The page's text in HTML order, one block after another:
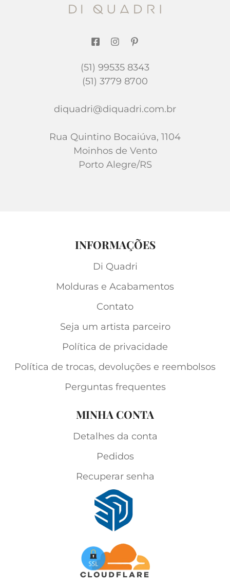
(51) 99535 8343
(51) 3779 8700
diquadri@diquadri.com.br
Rua Quintino Bocaiúva, 1104
Moinhos de Vento
Porto Alegre/RS
INFORMAÇÕES
Di Quadri
Molduras e Acabamentos
Contato
Seja um artista parceiro
Política de privacidade
Política de trocas, devoluções e reembolsos
Perguntas frequentes
MINHA CONTA
Detalhes da conta
Pedidos
Recuperar senha